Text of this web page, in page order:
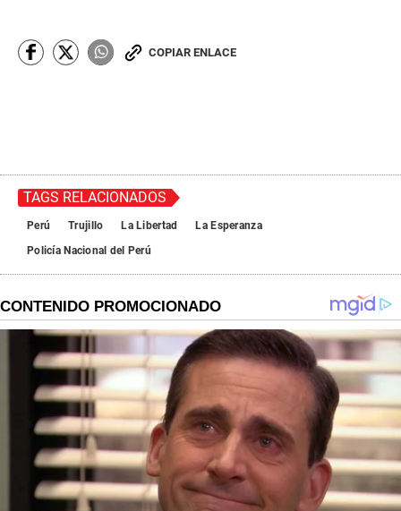
COPIAR ENLACE
TAGS RELACIONADOS
Perú Trujillo La Libertad
La Esperanza
Policía Nacional del Perú